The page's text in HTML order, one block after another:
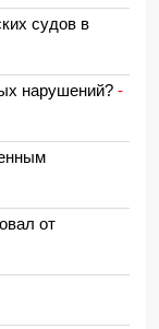
судов в
нарушений? -
от